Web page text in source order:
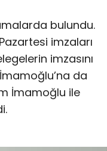
bulundu.
imzaları
imzasını
da
İmamoğlu ile